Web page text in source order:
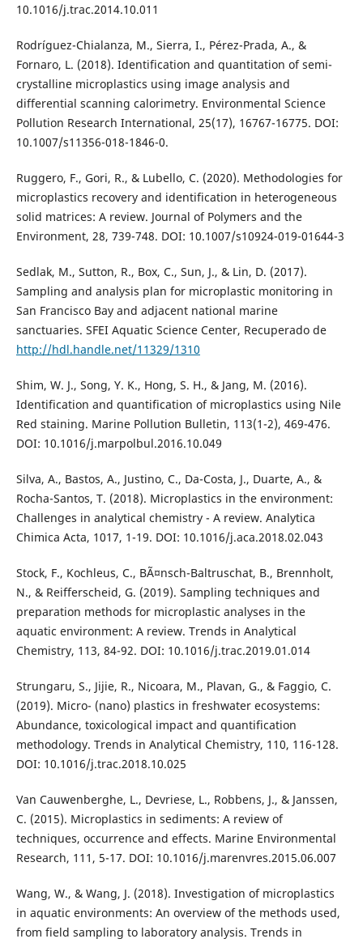
10.1016/j.trac.2014.10.011
Rodríguez-Chialanza, M., Sierra, I., Pérez-Prada, A., &
Fornaro, L. (2018). Identification and quantitation of semi-
crystalline microplastics using image analysis and
differential scanning calorimetry. Environmental Science
Pollution Research International, 25(17), 16767-16775. DOI:
10.1007/s11356-018-1846-0.
Ruggero, F., Gori, R., & Lubello, C. (2020). Methodologies for
microplastics recovery and identification in heterogeneous
solid matrices: A review. Journal of Polymers and the
Environment, 28, 739-748. DOI: 10.1007/s10924-019-01644-3
Sedlak, M., Sutton, R., Box, C., Sun, J., & Lin, D. (2017).
Sampling and analysis plan for microplastic monitoring in
San Francisco Bay and adjacent national marine
sanctuaries. SFEI Aquatic Science Center, Recuperado de
http://hdl.handle.net/11329/1310
Shim, W. J., Song, Y. K., Hong, S. H., & Jang, M. (2016).
Identification and quantification of microplastics using Nile
Red staining. Marine Pollution Bulletin, 113(1-2), 469-476.
DOI: 10.1016/j.marpolbul.2016.10.049
Silva, A., Bastos, A., Justino, C., Da-Costa, J., Duarte, A., &
Rocha-Santos, T. (2018). Microplastics in the environment:
Challenges in analytical chemistry - A review. Analytica
Chimica Acta, 1017, 1-19. DOI: 10.1016/j.aca.2018.02.043
Stock, F., Kochleus, C., BÃ¤nsch-Baltruschat, B., Brennholt,
N., & Reifferscheid, G. (2019). Sampling techniques and
preparation methods for microplastic analyses in the
aquatic environment: A review. Trends in Analytical
Chemistry, 113, 84-92. DOI: 10.1016/j.trac.2019.01.014
Strungaru, S., Jijie, R., Nicoara, M., Plavan, G., & Faggio, C.
(2019). Micro- (nano) plastics in freshwater ecosystems:
Abundance, toxicological impact and quantification
methodology. Trends in Analytical Chemistry, 110, 116-128.
DOI: 10.1016/j.trac.2018.10.025
Van Cauwenberghe, L., Devriese, L., Robbens, J., & Janssen,
C. (2015). Microplastics in sediments: A review of
techniques, occurrence and effects. Marine Environmental
Research, 111, 5-17. DOI: 10.1016/j.marenvres.2015.06.007
Wang, W., & Wang, J. (2018). Investigation of microplastics
in aquatic environments: An overview of the methods used,
from field sampling to laboratory analysis. Trends in